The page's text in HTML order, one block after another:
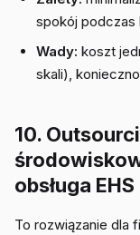
spokój podczas
Wady: koszt
skali),
10.
obsługa EHS
To rozwiązanie dla